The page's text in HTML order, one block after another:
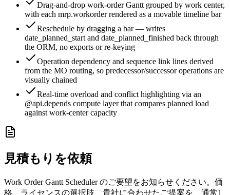
Drag-and-drop work-order Gantt grouped by work center,
with each mrp.workorder rendered as a movable timeline bar
Reschedule by dragging a bar — writes
date_planned_start and date_planned_finished back through
the ORM, no exports or re-keying
Operation dependency and sequence link lines derived
from the MO routing, so predecessor/successor operations are
visually chained
Real-time overload and conflict highlighting via an
@api.depends compute layer that compares planned load
against work-center capacity
見積もりを依頼
Work Order Gantt Scheduler のご要望をお知らせください。価
格、ライセンスの選択肢、貴社に合わせたご提案を、通常1